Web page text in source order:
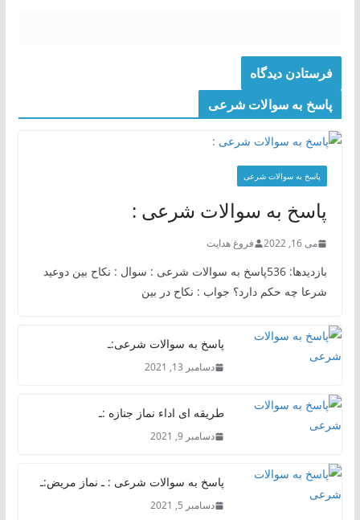
پاسخ به سوالات شرعی
پاسخ به سوالات شرعی
پاسخ به سوالات شرعی :
می 16, 2022 فروغ هدایت
بازدیدها: 536پاسخ به سوالات شرعی : سوال : نکاح بین دوعید
شرعا چه حکم دارد؟ جواب : نکاح در بین
پاسخ به سوالات شرعی:ـ
دسامبر 13, 2021
طریقه ای اداء نماز جنازه :ـ
دسامبر 9, 2021
پاسخ به سوالات شرعی : ـ نماز مریض:ـ
دسامبر 5, 2021